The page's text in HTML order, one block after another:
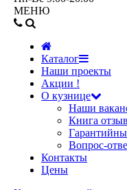
МЕНЮ
Каталог
Наши проекты
Акции !
О кузнице
Наши
Книга
Вопрос-
Контакты
Цены